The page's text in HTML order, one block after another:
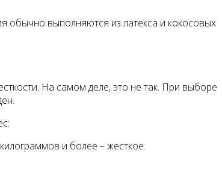
обычно выполняются из латекса и кокосовых
На самом деле, это не так. При выборе
и более – жесткое.